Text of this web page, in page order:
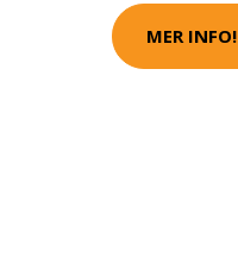
MER INFO!